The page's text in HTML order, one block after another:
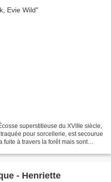
superstitieuse du XVIIIe siècle,
pour sorcellerie, est secourue
fuite à travers la forêt mais sont